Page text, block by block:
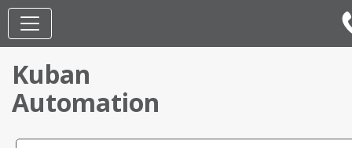
Kuban
Automation